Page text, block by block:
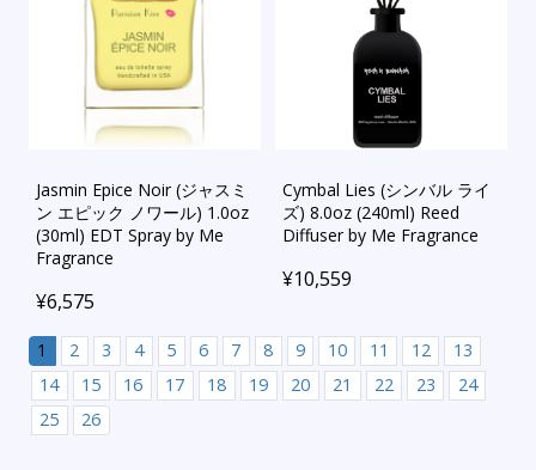
Jasmin Epice Noir (ジャスミ
ン エピック ノワール) 1.0oz
(30ml) EDT Spray by Me
Fragrance
¥6,575
Cymbal Lies (シンバル ライ
ズ) 8.0oz (240ml) Reed
Diffuser by Me Fragrance
¥10,559
1 2 3 4 5 6 7 8 9 10 11 12
13
14
15 16 17 18 19 20 21 22 23
24
25
26